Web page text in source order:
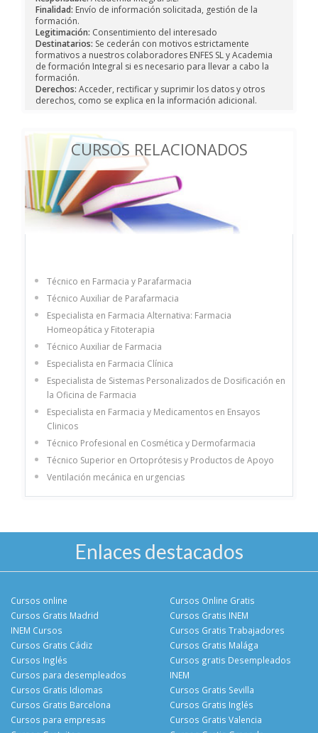
Finalidad: Envío de información solicitada, gestión de la
formación.
Legitimación: Consentimiento del interesado
Destinatarios: Se cederán con motivos estrictamente
formativos a nuestros colaboradores ENFES SL y Academia
de formación Integral si es necesario para llevar a cabo la
formación.
Derechos: Acceder, rectificar y suprimir los datos y otros
derechos, como se explica en la información adicional.
CURSOS RELACIONADOS
Técnico en Farmacia y Parafarmacia
Técnico Auxiliar de Parafarmacia
Especialista en Farmacia Alternativa: Farmacia
Homeopática y Fitoterapia
Técnico Auxiliar de Farmacia
Especialista en Farmacia Clínica
Especialista de Sistemas Personalizados de Dosificación en
la Oficina de Farmacia
Especialista en Farmacia y Medicamentos en Ensayos
Clinicos
Técnico Profesional en Cosmética y Dermofarmacia
Técnico Superior en Ortoprótesis y Productos de Apoyo
Ventilación mecánica en urgencias
Enlaces destacados
Cursos online
Cursos Gratis Madrid
INEM Cursos
Cursos Gratis Cádiz
Cursos Online Gratis
Cursos Gratis INEM
Cursos Gratis Trabajadores
Cursos Gratis Malága
Cursos Inglés
Cursos para desempleados
Cursos Gratis Idiomas
Cursos Gratis Barcelona
Cursos gratis Desempleados
INEM
Cursos Gratis Sevilla
Cursos Gratis Inglés
Cursos para empresas
Cursos Gratis Valencia